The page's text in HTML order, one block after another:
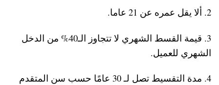
2. ألا يقل عمره عن 21 عاما.
3. قيمة القسط الشهري لا تتجاوز الـ40% من الدخل
الشهري للعميل.
4. مدة التقسيط تصل لـ 30 عامًا حسب سن المتقدم